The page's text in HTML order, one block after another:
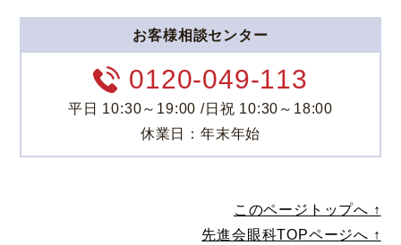
診療内容
クリニック案内
アフターケア
先進会眼科 福岡飯塚
福岡県飯塚市川津
[提携]札幌かとう眼
科
北海道札幌市東区
大阪市天王寺区
お客様相談センター
0120-049-113
平日 10:30～19:00 /日祝 10:30～18:00
休業日：年末年始
このページトップへ ↑
先進会眼科TOPページへ ↑